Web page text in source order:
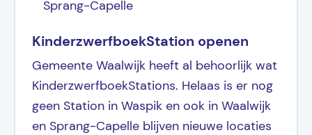
Sprang-Capelle
KinderzwerfboekStation openen
Gemeente Waalwijk heeft al behoorlijk wat
KinderzwerfboekStations. Helaas is er nog
geen Station in Waspik en ook in Waalwijk
en Sprang-Capelle blijven nieuwe locaties